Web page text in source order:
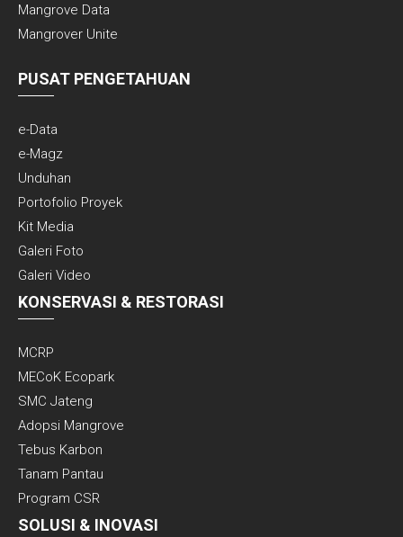
Mangrove Data
Mangrover Unite
PUSAT PENGETAHUAN
e-Data
e-Magz
Unduhan
Portofolio Proyek
Kit Media
Galeri Foto
Galeri Video
KONSERVASI & RESTORASI
MCRP
MECoK Ecopark
SMC Jateng
Adopsi Mangrove
Tebus Karbon
Tanam Pantau
Program CSR
SOLUSI & INOVASI